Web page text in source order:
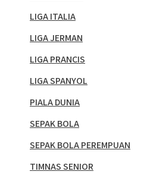
LIGA ITALIA
LIGA JERMAN
LIGA PRANCIS
LIGA SPANYOL
PIALA DUNIA
SEPAK BOLA
SEPAK BOLA PEREMPUAN
TIMNAS SENIOR